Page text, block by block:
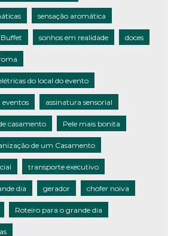
sensação aromática
Buffet sonhos em realidade doces
do local do evento
eventos assinatura sensorial
casamento Pele mais bonita
de um Casamento
transporte executivo
dia gerador chofer noiva
Roteiro para o grande dia